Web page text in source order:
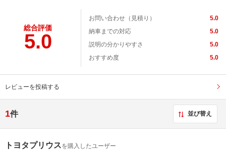
総合評価
5.0
お問い合わせ（見積り）
5.0
納車までの対応
5.0
説明の分かりやすさ
5.0
おすすめ度
5.0
レビューを投稿する
1件 並び替え
トヨタプリウスを購入したユーザー